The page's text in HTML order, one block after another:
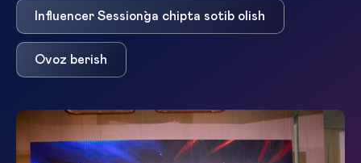
Influencer Session`ga chipta sotib olish
Ovoz berish